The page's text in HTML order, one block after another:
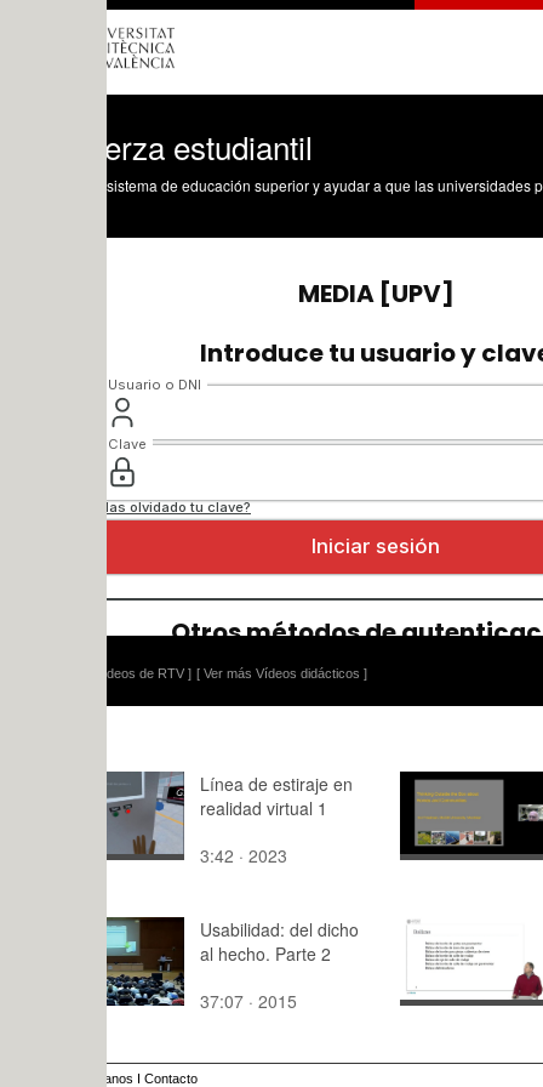
estudiantil
[ Ver más Vídeos didácticos ]
Línea de estiraje en
realidad virtual 1
3:42 · 2023
05 - 01 -
20:25 ·
Usabilidad: del dicho
al hecho. Parte 2
37:07 · 2015
- Balizas
1:44 · 2018